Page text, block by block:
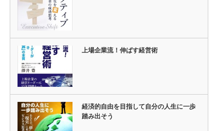
上場企業流！伸ばす経営術
経済的自由を目指して自分の人生に一歩
踏み出そう